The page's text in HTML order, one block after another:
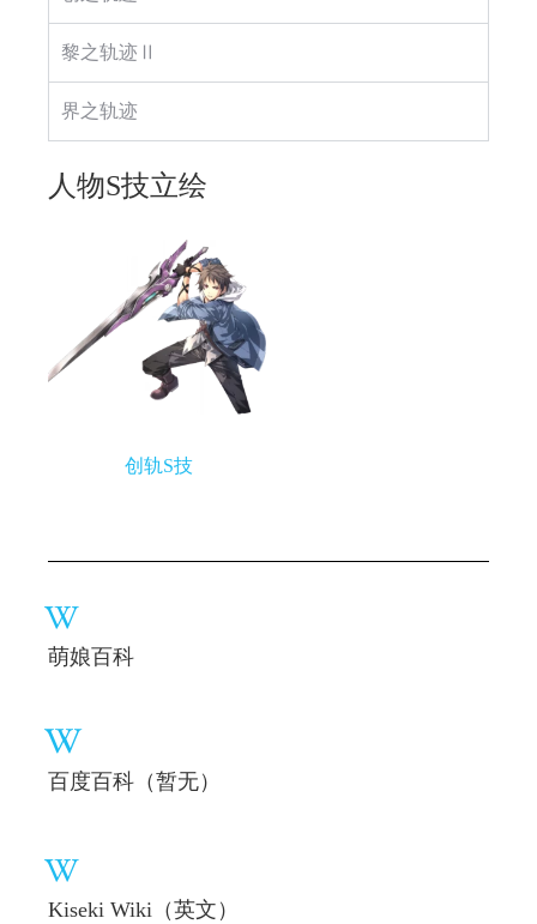
黎之轨迹Ⅱ
界之轨迹
人物S技立绘
创轨S技
萌娘百科
百度百科（暂无）
Kiseki Wiki（英文）